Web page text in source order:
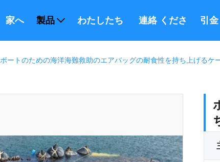
家へ 製品 わたしたち に つい て
連絡 ください 引
ボートのための海洋海難救助のエアバッグの耐食性を持ち上げるケ